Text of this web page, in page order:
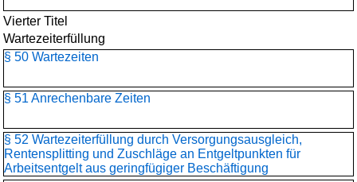
Vierter Titel
Wartezeiterfüllung
§ 50 Wartezeiten
§ 51 Anrechenbare Zeiten
§ 52 Wartezeiterfüllung durch Versorgungsausgleich,
Rentensplitting und Zuschläge an Entgeltpunkten für
Arbeitsentgelt aus geringfügiger Beschäftigung